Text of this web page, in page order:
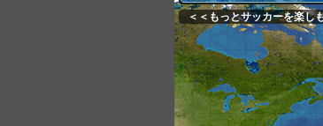
＜＜もっとサッカーを楽し